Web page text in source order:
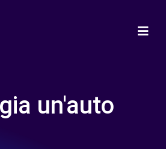
un'auto